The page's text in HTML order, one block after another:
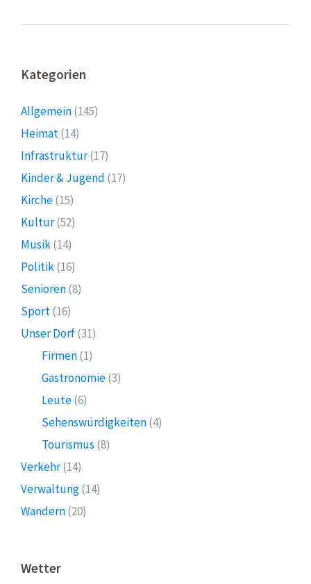
Kategorien
Allgemein(145)
Heimat(14)
Infrastruktur(17)
Kinder & Jugend (17)
Kirche(15)
Kultur(52)
Musik(14)
Politik(16)
Senioren(8)
Sport(16)
Unser Dorf(31)
Firmen(1)
Gastronomie(3)
Leute(6)
Sehenswürdigkeiten(4)
Tourismus (8)
Verkehr(14)
Verwaltung(14)
Wandern(20)
Wetter